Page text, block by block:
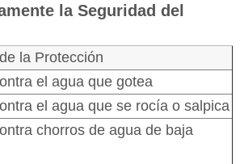
la Seguridad del
la Protección
el agua que gotea
el agua que se rocía o salpica
chorros de agua de baja